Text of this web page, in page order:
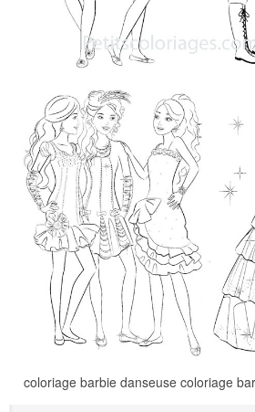
coloriage barbie danseuse coloriage